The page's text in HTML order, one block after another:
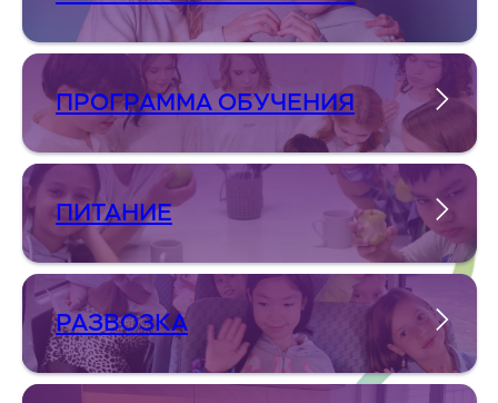
ПРОГРАММА ОБУЧЕНИЯ
ПИТАНИЕ
РАЗВОЗКА